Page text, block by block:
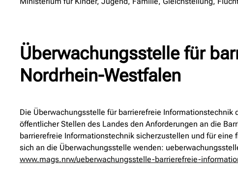
Überwachungsstelle für
Nordrhein-Westfalen
Die Überwachungsstelle für barrierefreie
öffentlicher Stellen des Landes den Anforderungen an die
barrierefreie Informationstechnik sicherzustellen und für
sich an die Überwachungsstelle wenden:
www.mags.nrw/ueberwachungsstelle-barrierefreie-